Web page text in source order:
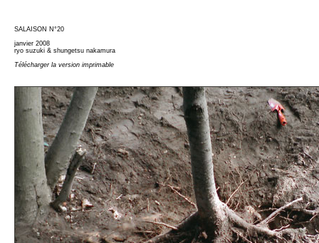
SALAISON N°20
janvier 2008
ryo suzuki & shungetsu nakamura
Télécharger la version imprimable